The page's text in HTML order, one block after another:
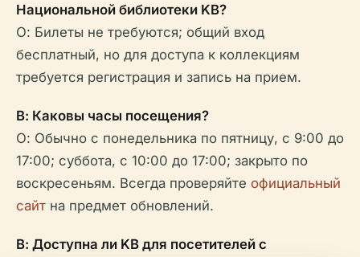
Национальной библиотеки KB?
О: Билеты не требуются; общий вход
бесплатный, но для доступа к коллекциям
требуется регистрация и запись на прием.
В: Каковы часы посещения?
О: Обычно с понедельника по пятницу, с 9:00 до
17:00; суббота, с 10:00 до 17:00; закрыто по
воскресеньям. Всегда проверяйте официальный
сайт на предмет обновлений.
В: Доступна ли KB для посетителей с